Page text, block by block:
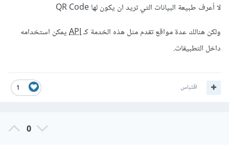
لا أعرف طبيعة البيانات التي تريد ان يكون لها QR Code
ولكن هنالك عدة مواقع تقدم مثل هذه الخدمة كـAPIيمكن استخدامه
داخل التطبيقات.
1 اقتباس
0